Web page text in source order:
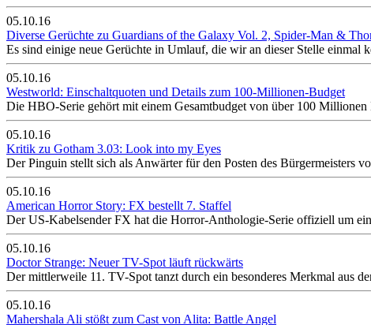
05.10.16
Diverse Gerüchte zu Guardians of the Galaxy Vol. 2, Spider-Man &
Es sind einige neue Gerüchte in Umlauf, die wir an dieser Stelle einmal
05.10.16
Westworld: Einschaltquoten und Details zum 100-Millionen-Budget
Die HBO-Serie gehört mit einem Gesamtbudget von über 100
05.10.16
Kritik zu Gotham 3.03: Look into my Eyes
Der Pinguin stellt sich als Anwärter für den Posten des Bürgermeisters
05.10.16
American Horror Story: FX bestellt 7. Staffel
Der US-Kabelsender FX hat die Horror-Anthologie-Serie offiziell um
05.10.16
Doctor Strange: Neuer TV-Spot läuft rückwärts
Der mittlerweile 11. TV-Spot tanzt durch ein besonderes Merkmal aus
05.10.16
Mahershala Ali stößt zum Cast von Alita: Battle Angel